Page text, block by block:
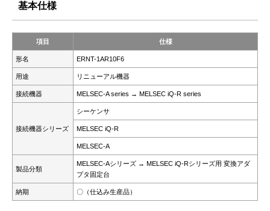
基本仕様
項目 仕様
形名 ERNT-1AR10F6
用途 リニューアル機器
接続機器 MELSEC-A series → MELSEC iQ-R series
接続機器シリーズ
シーケンサ
MELSEC iQ-R
MELSEC-A
製品分類
MELSEC-Aシリーズ → MELSEC iQ-Rシリーズ用 変換アダ
プタ固定台
納期 〇（仕込み生産品）